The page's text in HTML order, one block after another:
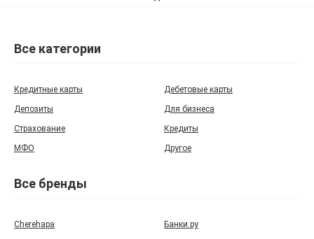
Все категории
Кредитные карты
Дебетовые карты
Депозиты
Для бизнеса
Страхование
Кредиты
МФО
Другое
Все бренды
Cherehapa
Банки.ру